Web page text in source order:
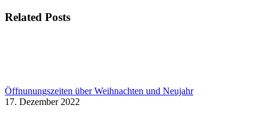
Related Posts
Öffnunungszeiten über Weihnachten und Neujahr
17. Dezember 2022